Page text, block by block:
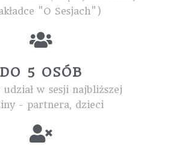
"O Sesjach")
DO 5 OSÓB
w sesji najbliższej
- partnera, dzieci